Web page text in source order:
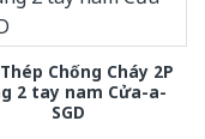
Chống Cháy 2P
2 tay nam Cửa-a-
SGD